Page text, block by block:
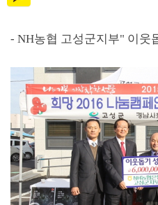
- NH농협 고성군지부" 이웃